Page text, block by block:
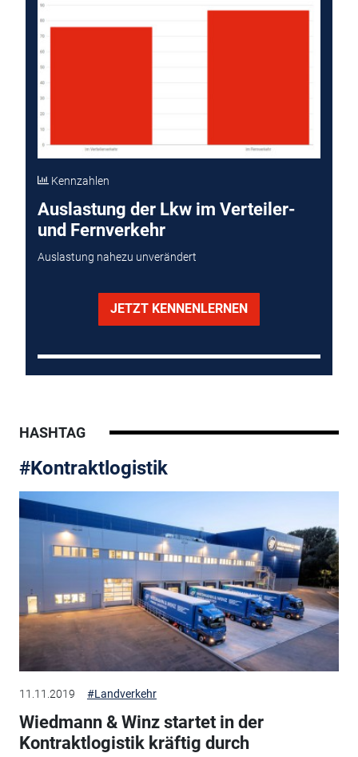
Kennzahlen
Auslastung der Lkw im Verteiler-
und Fernverkehr
Auslastung nahezu unverändert
JETZT KENNENLERNEN
HASHTAG
#Kontraktlogistik
11.11.2019 #Landverkehr
Wiedmann & Winz startet in der
Kontraktlogistik kräftig durch